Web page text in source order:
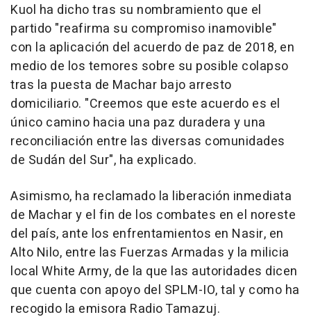
Kuol ha dicho tras su nombramiento que el
partido "reafirma su compromiso inamovible"
con la aplicación del acuerdo de paz de 2018, en
medio de los temores sobre su posible colapso
tras la puesta de Machar bajo arresto
domiciliario. "Creemos que este acuerdo es el
único camino hacia una paz duradera y una
reconciliación entre las diversas comunidades
de Sudán del Sur", ha explicado.
Asimismo, ha reclamado la liberación inmediata
de Machar y el fin de los combates en el noreste
del país, ante los enfrentamientos en Nasir, en
Alto Nilo, entre las Fuerzas Armadas y la milicia
local White Army, de la que las autoridades dicen
que cuenta con apoyo del SPLM-IO, tal y como ha
recogido la emisora Radio Tamazuj.